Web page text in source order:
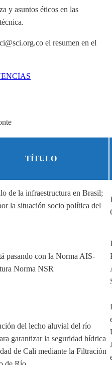
y asuntos éticos en las
el resumen en el
TÍTULO
de la infraestructura en Brasil;
la situación socio política del
pasando con la Norma AIS-
Norma NSR
del lecho aluvial del río
garantizar la seguridad hídrica
de Cali mediante la Filtración